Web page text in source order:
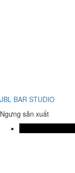
JBL BAR STUDIO
Ngưng sản xuất